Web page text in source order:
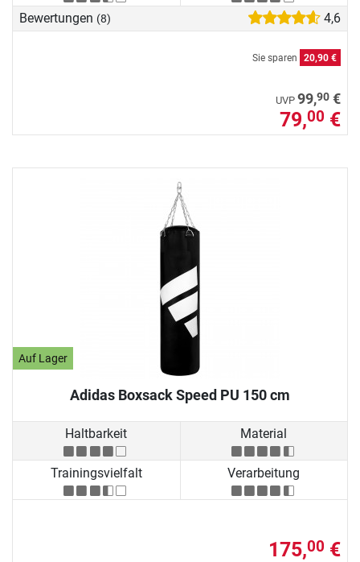
Bewertungen (8) 4,6
Sie sparen 20,90 €
UVP 99,90 €
79,00 €
Auf Lager
Adidas Boxsack Speed PU 150 cm
Haltbarkeit Material
Trainingsvielfalt Verarbeitung
175,00 €